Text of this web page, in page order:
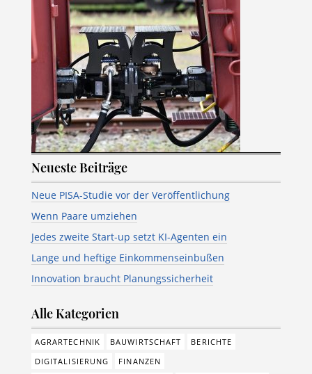
Neueste Beiträge
Neue PISA-Studie vor der Veröffentlichung
Wenn Paare umziehen
Jedes zweite Start-up setzt KI-Agenten ein
Lange und heftige Einkommenseinbußen
Innovation braucht Planungssicherheit
Alle Kategorien
AGRARTECHNIK BAUWIRTSCHAFT
BERICHTE
DIGITALISIERUNG
FINANZEN